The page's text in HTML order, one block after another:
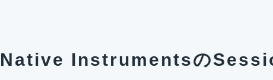
Native Instrumentsの